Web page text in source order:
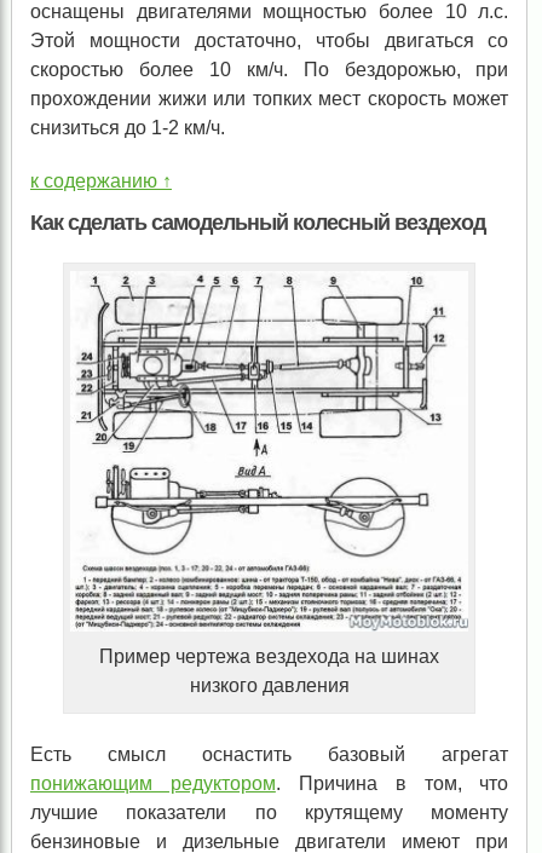
оснащены двигателями мощностью более 10 л.с.
Этой мощности достаточно, чтобы двигаться со
скоростью более 10 км/ч. По бездорожью, при
прохождении жижи или топких мест скорость может
снизиться до 1-2 км/ч.
к содержанию ↑
Как сделать самодельный колесный вездеход
Пример чертежа вездехода на шинах
низкого давления
Есть смысл оснастить базовый агрегат
понижающим редуктором. Причина в том, что
лучшие показатели по крутящему моменту
бензиновые и дизельные двигатели имеют при